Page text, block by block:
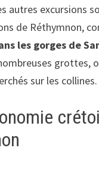
autres excursions
de Réthymnon,
les gorges de
grottes,
sur les collines.